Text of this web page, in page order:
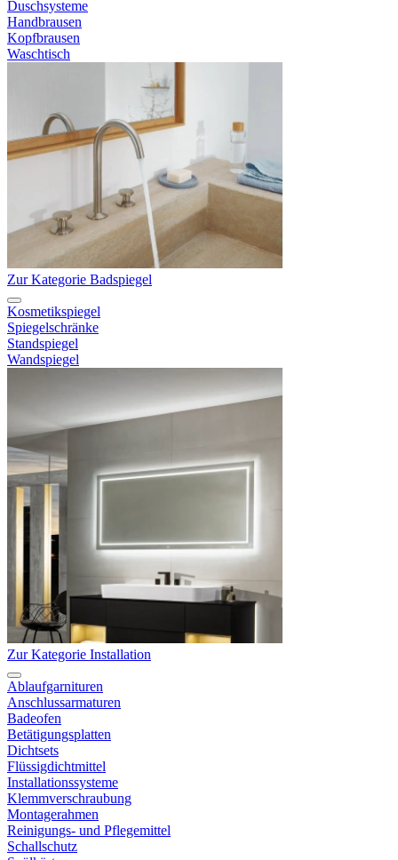
Duschsysteme
Handbrausen
Kopfbrausen
Waschtisch
Zur Kategorie Badspiegel
Kosmetikspiegel
Spiegelschränke
Standspiegel
Wandspiegel
Zur Kategorie Installation
Ablaufgarnituren
Anschlussarmaturen
Badeofen
Betätigungsplatten
Dichtsets
Flüssigdichtmittel
Installationssysteme
Klemmverschraubung
Montagerahmen
Reinigungs- und Pflegemittel
Schallschutz